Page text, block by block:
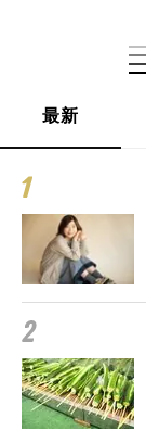
最新